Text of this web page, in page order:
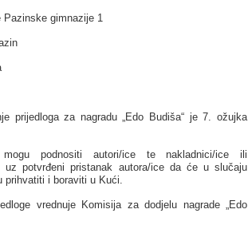
Pazinske gimnazije 1
prijedloga za nagradu „Edo Budiša“ je 7. ožujka
podnositi autori/ice te nakladnici/ice ili
uz potvrđeni pristanak autora/ice da će u slučaju
prihvatiti i boraviti u Kući.
vrednuje Komisija za dodjelu nagrade „Edo